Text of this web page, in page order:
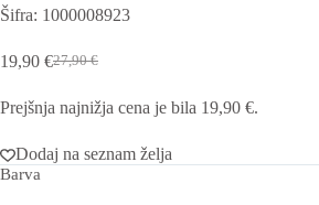
Šifra: 1000008923
27,90€
Izvirna
je
27,90 €.
19,90 €Trenutna
je:
Prejšnja najnižja cena je bila 19,90 €.
Dodaj na seznam želja
Barva